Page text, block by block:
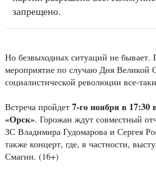
запрещено.
Но безвыходных ситуаций не бывает.
мероприятие по случаю Дня Великой
социалистической революции все-
Встреча пройдет 7-го ноября в 17:30
«Орск». Горожан ждут совместный
ЗС Владимира Гудомарова и Сергея
также концерт, где, в частности,
Смагин. (16+)